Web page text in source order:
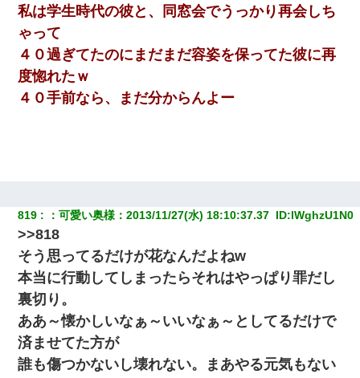
近所のお寺に住み込みで手伝いしてる知的障害のオッサンがい
た。ある日、オッサンが火かき棒を持って顔を真っ赤にしながら
走り回っていて…
嫁に不倫されたから嫁と不倫相手に1000万の慰謝料請求した
【驚愕】私「今まで育てた分のお金返してね(冗談)」息子「はい、
3000万円」→数年後。私「妹が病気になったから援助して欲し
い」→
友人「酒の勢いで女先輩をホテルに連れ込んだｗｗｗｗｗ」俺
「…」
小学生の妹が20代の弟とチューしてるのに、見て見ぬふりの親を
見てから実家を出た。それから15年、妹が弟の子を妊娠したらし
私は学生時代の彼と、同窓会でうっかり再会しち
ゃって
４０過ぎてたのにまだまだ容姿を保ってた彼に再
度惚れたｗ
４０手前なら、まだ分からんよー
819 ：可愛い奥様 ：2013/11/27(水) 18:10:37.37 ID:lWghzU1N0
>>818
そう思ってるだけが花なんだよねw
本当に行動してしまったらそれはやっぱり罪だし
裏切り。
ああ～懐かしいなぁ～いいなぁ～としてるだけで
済ませてた方が
誰も傷つかないし壊れない。まあやる元気もない